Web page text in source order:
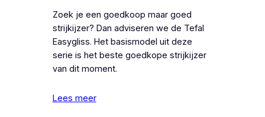
Zoek je een goedkoop maar goed
strijkijzer? Dan adviseren we de Tefal
Easygliss. Het basismodel uit deze
serie is het beste goedkope strijkijzer
van dit moment.
Lees meer